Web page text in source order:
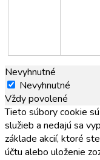
Nevyhnutné
Nevyhnutné
Vždy povolené
Tieto súbory cookie
služieb a nedajú sa
základe akcií, ktoré
účtu alebo uloženie